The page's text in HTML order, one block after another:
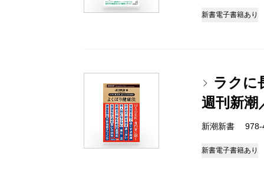
新書電子書籍あり
ラクに
週刊新潮
新潮新書
新書電子書籍あり